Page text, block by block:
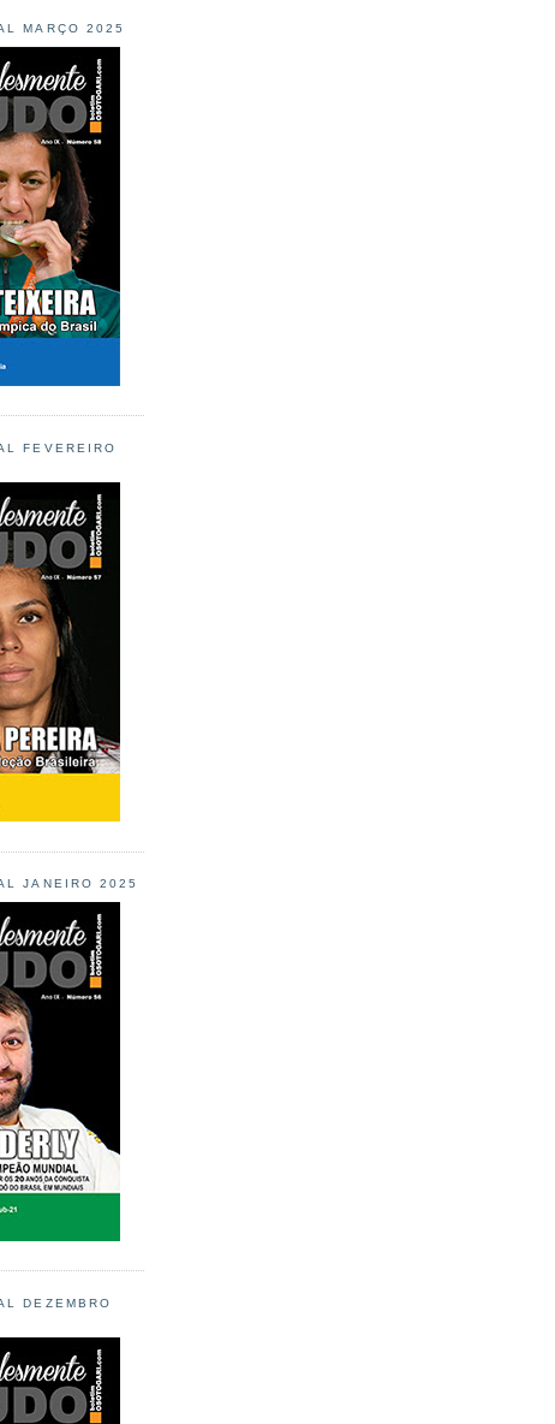
MARÇO 2025
FEVEREIRO
JANEIRO 2025
DEZEMBRO